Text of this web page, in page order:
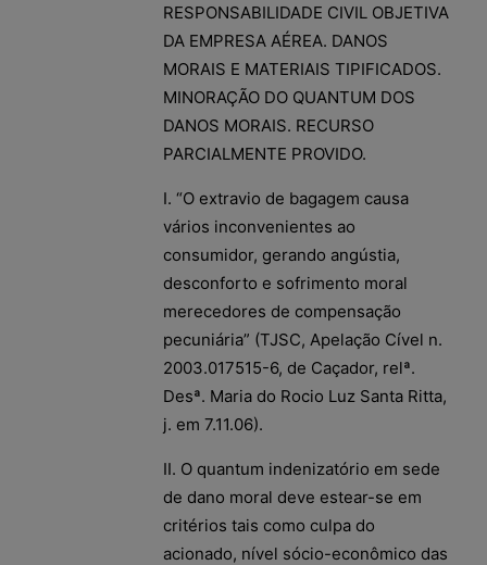
RESPONSABILIDADE CIVIL OBJETIVA
DA EMPRESA AÉREA. DANOS
MORAIS E MATERIAIS TIPIFICADOS.
MINORAÇÃO DO QUANTUM DOS
DANOS MORAIS. RECURSO
PARCIALMENTE PROVIDO.
I. “O extravio de bagagem causa
vários inconvenientes ao
consumidor, gerando angústia,
desconforto e sofrimento moral
merecedores de compensação
pecuniária” (TJSC, Apelação Cível n.
2003.017515-6, de Caçador, relª.
Desª. Maria do Rocio Luz Santa Ritta,
j. em 7.11.06).
II. O quantum indenizatório em sede
de dano moral deve estear-se em
critérios tais como culpa do
acionado, nível sócio-econômico das